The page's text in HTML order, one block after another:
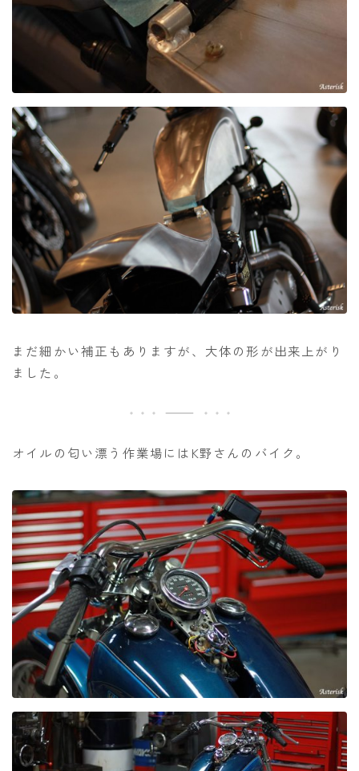
まだ細かい補正もありますが、大体の形が出来上がり
ました。
オイルの匂い漂う作業場にはK野さんのバイク。